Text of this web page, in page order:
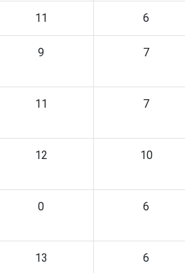
11 6
9 7
11 7
12 10
0 6
13 6